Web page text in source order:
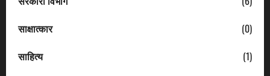
साक्षात्कार
(0)
साहित्य
(1)